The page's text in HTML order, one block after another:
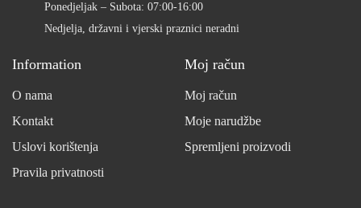
Ponedjeljak – Subota: 07:00-16:00
Nedjelja, državni i vjerski praznici neradni
Information
O nama
Kontakt
Uslovi korištenja
Pravila privatnosti
Moj račun
Moj račun
Moje narudžbe
Spremljeni proizvodi